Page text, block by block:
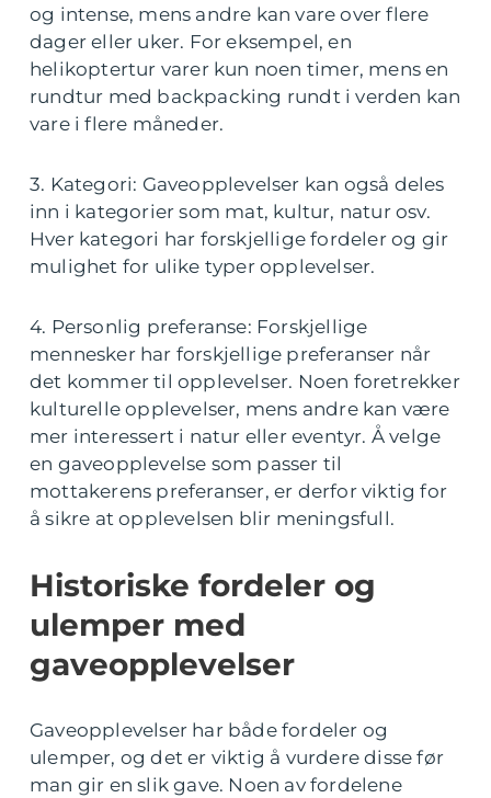
og intense, mens andre kan vare over flere
dager eller uker. For eksempel, en
helikoptertur varer kun noen timer, mens en
rundtur med backpacking rundt i verden kan
vare i flere måneder.
3. Kategori: Gaveopplevelser kan også deles
inn i kategorier som mat, kultur, natur osv.
Hver kategori har forskjellige fordeler og gir
mulighet for ulike typer opplevelser.
4. Personlig preferanse: Forskjellige
mennesker har forskjellige preferanser når
det kommer til opplevelser. Noen foretrekker
kulturelle opplevelser, mens andre kan være
mer interessert i natur eller eventyr. Å velge
en gaveopplevelse som passer til
mottakerens preferanser, er derfor viktig for
å sikre at opplevelsen blir meningsfull.
Historiske fordeler og
ulemper med
gaveopplevelser
Gaveopplevelser har både fordeler og
ulemper, og det er viktig å vurdere disse før
man gir en slik gave. Noen av fordelene